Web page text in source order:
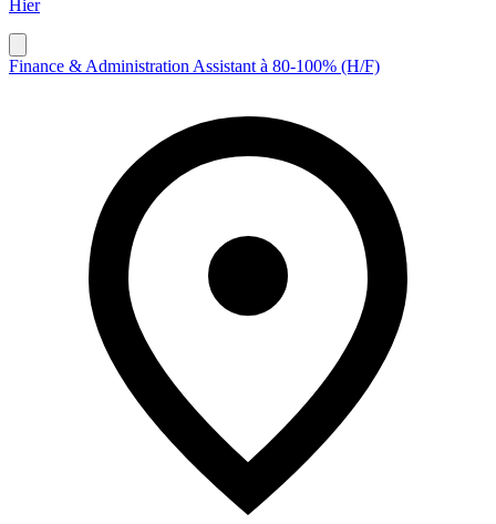
Hier
Finance & Administration Assistant à 80-100% (H/F)